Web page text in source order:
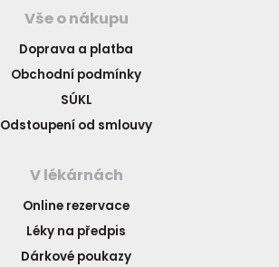
Vše o nákupu
Doprava a platba
Obchodní podmínky
SÚKL
Odstoupení od smlouvy
V lékárnách
Online rezervace
Léky na předpis
Dárkové poukazy